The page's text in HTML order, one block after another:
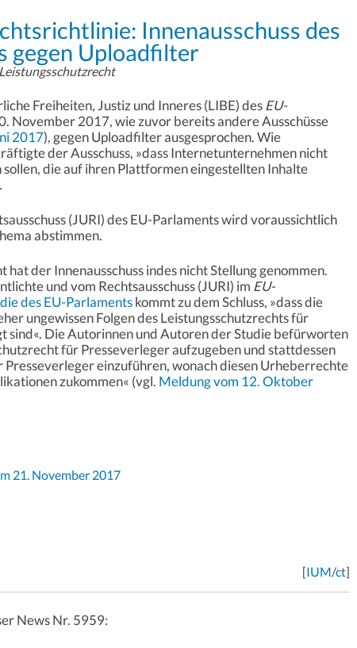
Innenausschuss des
gegen Uploadfilter
Freiheiten, Justiz und Inneres (LIBE) desEU-
November 2017, wie zuvor bereits andere Ausschüsse
2017), gegen Uploadfilter ausgesprochen. Wie
der Ausschuss, »dass Internetunternehmen nicht
die auf ihren Plattformen eingestellten Inhalte
(JURI) des EU-Parlaments wird voraussichtlich
abstimmen.
hat der Innenausschuss indes nicht Stellung genommen.
und vom Rechtsausschuss (JURI) im EU-
des EU-Parlamentskommt zu dem Schluss, »dass die
ungewissen Folgen des Leistungsschutzrechts für
sind«. Die Autorinnen und Autoren der Studie befürworten
für Presseverleger aufzugeben und stattdessen
einzuführen, wonach diesen Urheberrechte
zukommen« (vgl. Meldung vom 12. Oktober
21. November 2017
[IUM/ct]
News Nr. 5959: